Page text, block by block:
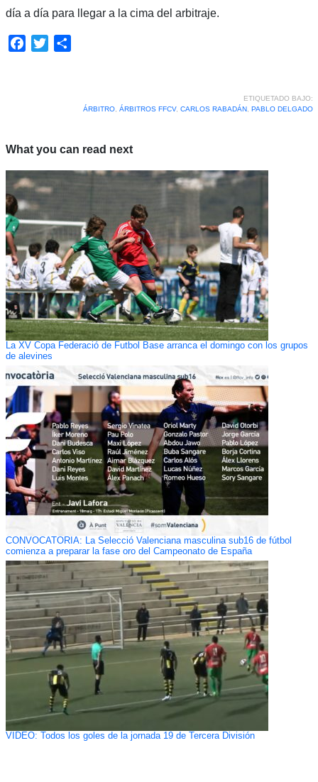
día a día para llegar a la cima del arbitraje.
Facebook
Twitter
ETIQUETADO BAJO:
ÁRBITRO, ÁRBITROS FFCV, CARLOS RABADÁN, PABLO DELGADO
What you can read next
La XV Copa Federació de Futbol Base arranca el domingo con los grupos
de alevines
CONVOCATORIA: La Selecció Valenciana masculina sub16 de fútbol
comienza a preparar la fase oro del Campeonato de España
VIDEO: Todos los goles de la jornada 19 de Tercera División